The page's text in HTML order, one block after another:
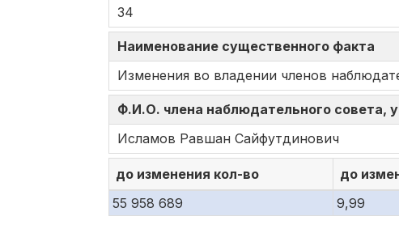
34
Наименование существенного факта
Изменения во владении членов
Ф.И.О. члена наблюдательного совета,
Исламов Равшан Сайфутдинович
до изменения кол-во до
55 958 689
9,99